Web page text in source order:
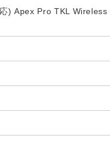
) Apex Pro TKL